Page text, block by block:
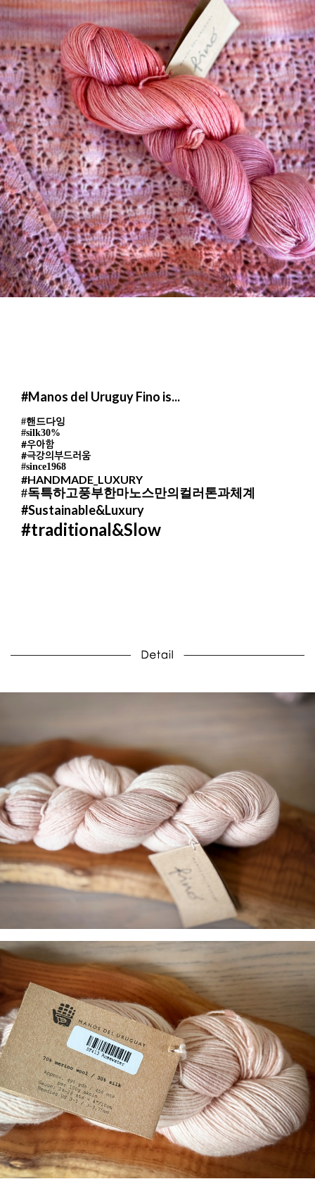
#Manos del UruguyFino is...
#핸드다잉
#silk30%
#우아함
#극강의부드러움
#since1968
#HANDMADE_LUXURY
#독특하고풍부한마노스만의컬러톤과체계
#Sustainable&Luxury
#traditional&Slow